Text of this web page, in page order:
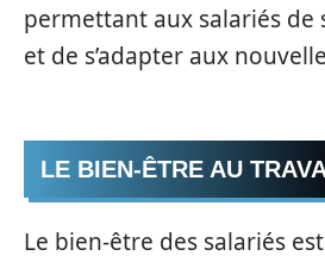
permettant aux salariés de
et de s’adapter aux
LE BIEN-ÊTRE AU
Le bien-être des salariés